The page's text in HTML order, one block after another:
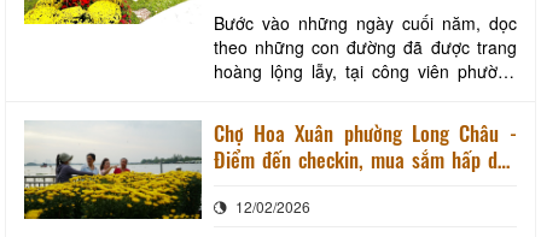
Bước vào những ngày cuối năm, dọc
theo những con đường đã được trang
hoàng lộng lẫy, tại công viên phường
hoa cuối cùng cũng đã được xếp ngăn
nắp, hoàn thành những khâu cuối cùng
phục vụ du khách và người dân du
nhưng tiểu cảnh tại
Chợ Hoa Xuân phường Long Châu -
Điểm đến checkin, mua sắm hấp dẫn
12/02/2026